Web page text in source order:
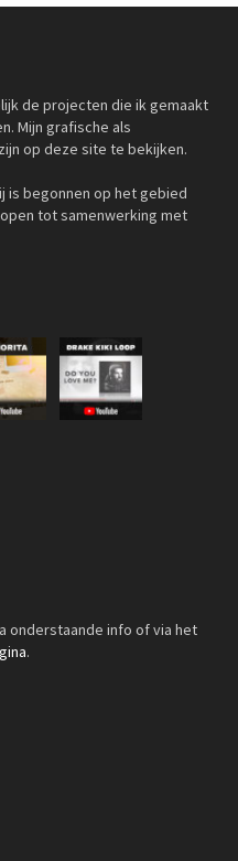
de projecten die ik gemaakt
Mijn grafische als
op deze site te bekijken.
is begonnen op het gebied
tot samenwerking met
onderstaande info of via het
.